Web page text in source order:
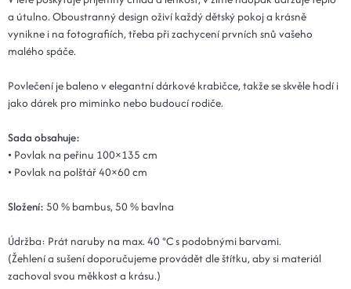
a útulno. Oboustranný design oživí každý dětský pokoj a krásně
vynikne i na fotografiích, třeba při zachycení prvních snů vašeho
malého spáče.
Povlečení je baleno v elegantní dárkové krabičce, takže se skvěle hodí i
jako dárek pro miminko nebo budoucí rodiče.
Sada obsahuje:
• Povlak na peřinu 100×135 cm
• Povlak na polštář 40×60 cm
Složení: 50 % bambus, 50 % bavlna
Údržba: Prát naruby na max. 40 °C s podobnými barvami.
(Žehlení a sušení doporučujeme provádět dle štítku, aby si materiál
zachoval svou měkkost a krásu.)